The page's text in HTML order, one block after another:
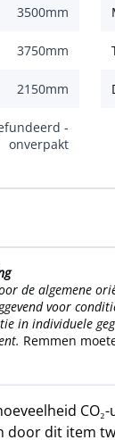
3500mm
3750mm
2150mm
-
onverpakt
de algemene
voor
in individuele
Remmen
door dit item